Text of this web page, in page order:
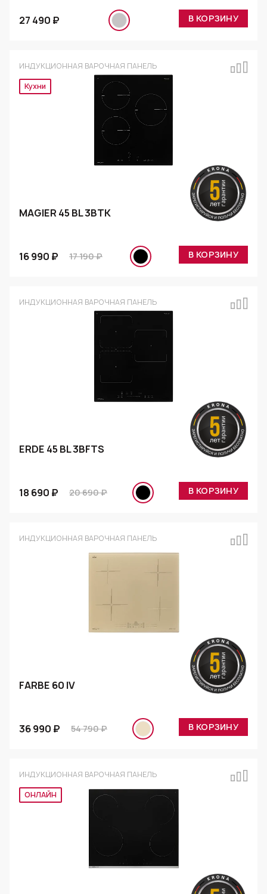
27 490 ₽ В КОРЗИНУ
ИНДУКЦИОННАЯ ВАРОЧНАЯ ПАНЕЛЬ
Эксклюзив
MAGIER 45 BL 3BTK
16 990 ₽ 17 190 ₽ В КОРЗИНУ
ИНДУКЦИОННАЯ ВАРОЧНАЯ ПАНЕЛЬ
ERDE 45 BL 3BFTS
18 690 ₽ 20 690 ₽ В КОРЗИНУ
ИНДУКЦИОННАЯ ВАРОЧНАЯ ПАНЕЛЬ
FARBE 60 IV
36 990 ₽ 54 790 ₽ В КОРЗИНУ
ИНДУКЦИОННАЯ ВАРОЧНАЯ ПАНЕЛЬ
Эксклюзив